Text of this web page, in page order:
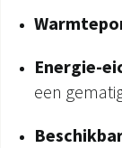
Energie-
een